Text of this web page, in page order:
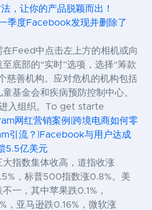
，让你的产品脱颖而出！
季度Facebook发现并删除了
在Feed中点击左上方的相机或向
底部的“实时”选项，选择“筹款
慈善机构。应对危机的机构包括
基金会和疾病预防控制中心。
入组织。To get starte
网红营销案例|跨境电商如何零
引流？|Facebook与用户达成
5.5亿美元
大指数集体收高，道指收涨
，标普500指数涨0.8%。美
一，其中苹果跌0.1%，
，亚马逊跌0.16%，微软涨